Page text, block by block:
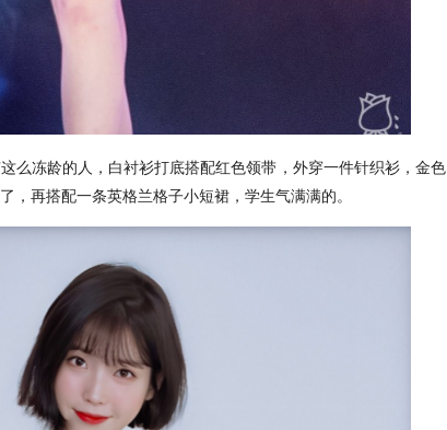
么冻龄的人，白衬衫打底搭配红色领带，外穿一件针织衫，金色
，再搭配一条英格兰格子小短裙，学生气满满的。